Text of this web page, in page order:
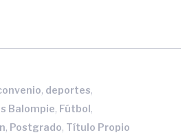
, deportes,
Balompie, Fútbol ,
, Postgrado, Título Propio